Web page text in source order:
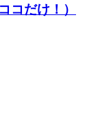
コだけ！）